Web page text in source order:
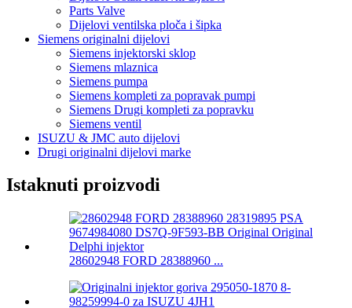
Parts Valve
Dijelovi ventilska ploča i šipka
Siemens originalni dijelovi
Siemens injektorski sklop
Siemens mlaznica
Siemens pumpa
Siemens kompleti za popravak pumpi
Siemens Drugi kompleti za popravku
Siemens ventil
ISUZU & JMC auto dijelovi
Drugi originalni dijelovi marke
Istaknuti proizvodi
28602948 FORD 28388960 ...